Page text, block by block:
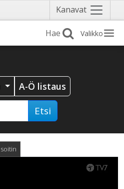
Kanavat Näytä
valikko
Valikko
A-Ö listaus
Etsi